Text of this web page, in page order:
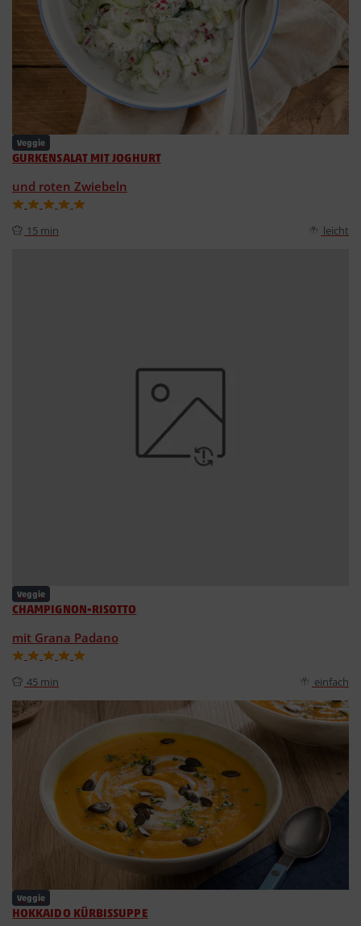
Veggie
GURKENSALAT MIT JOGHURT
und roten Zwiebeln
15 min leicht
Veggie
CHAMPIGNON-RISOTTO
mit Grana Padano
45 min einfach
Veggie
HOKKAIDO KÜRBISSUPPE